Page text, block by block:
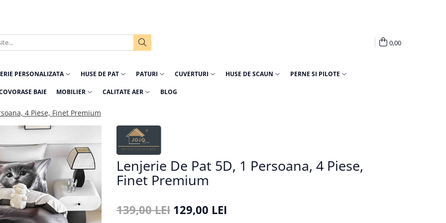
0,00
PERSONALIZATA HUSE DE PAT PATURI CUVERTURI HUSE DE SCAUN PERNE SI PILOTE
BAIE MOBILIER CALITATE AER BLOG
4 Piese, Finet Premium
Lenjerie De Pat 5D, 1 Persoana, 4 Piese,
Finet Premium
139,00 LEI 129,00 LEI